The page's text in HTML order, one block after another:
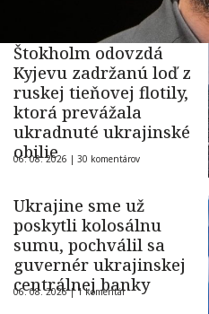
Štokholm odovzdá
Kyjevu zadržanú loď z
ruskej tieňovej flotily,
ktorá prevážala
ukradnuté ukrajinské
obilie
06. 08. 2026 | 30 komentárov
Ukrajine sme už
poskytli kolosálnu
sumu, pochválil sa
guvernér ukrajinskej
centrálnej banky
06. 08. 2026 |1 komentár